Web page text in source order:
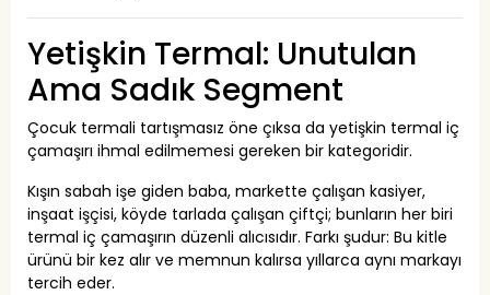
Yetişkin Termal: Unutulan
Ama Sadık Segment
Çocuk termali tartışmasız öne çıksa da yetişkin termal iç
çamaşırı ihmal edilmemesi gereken bir kategoridir.
Kışın sabah işe giden baba, markette çalışan kasiyer,
inşaat işçisi, köyde tarlada çalışan çiftçi; bunların her biri
termal iç çamaşırın düzenli alıcısıdır. Farkı şudur: Bu kitle
ürünü bir kez alır ve memnun kalırsa yıllarca aynı markayı
tercih eder.